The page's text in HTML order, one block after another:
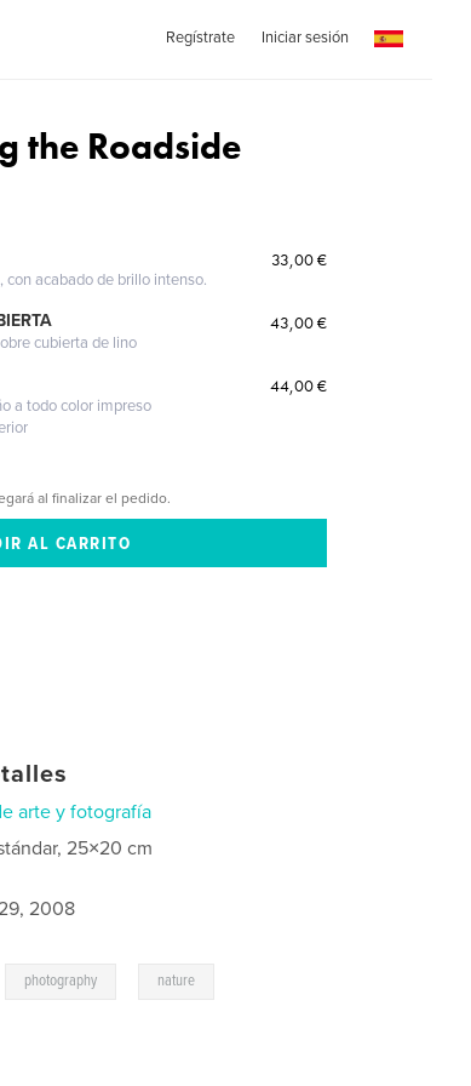
Regístrate Iniciar sesión
the Roadside
acabado de brillo intenso.
33,00 €
cubierta de lino
43,00 €
a todo color impreso
44,00 €
al finalizar el pedido.
arte y fotografía
25×20 cm
2008
photography nature